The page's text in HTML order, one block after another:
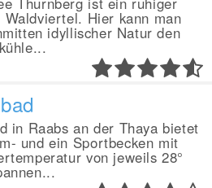
Waldviertel. Hier kann man
idyllischer Natur den
in Raabs an der Thaya bietet
und ein Sportbecken mit
von jeweils 28°